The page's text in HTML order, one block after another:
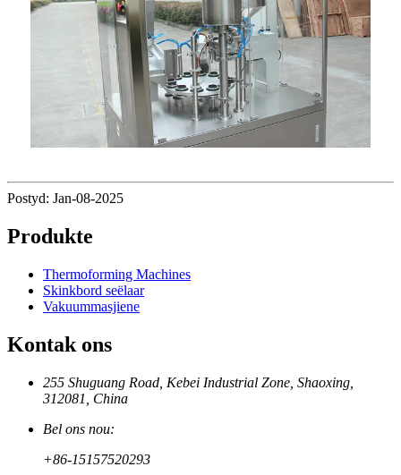
Postyd: Jan-08-2025
Produkte
Thermoforming Machines
Skinkbord seëlaar
Vakuummasjiene
Kontak ons
255 Shuguang Road, Kebei Industrial Zone, Shaoxing,
312081, China
Bel ons nou:
+86-15157520293